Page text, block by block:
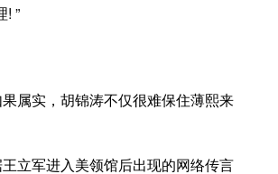
! ”
属实，胡锦涛不仅很难保住薄熙来
立军进入美领馆后出现的网络传言